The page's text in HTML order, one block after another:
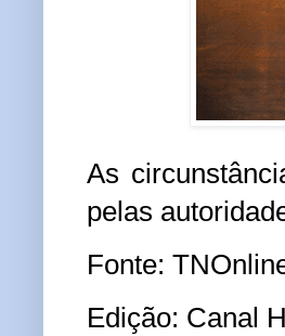
As
pelas
Fonte:
Edição: Canal